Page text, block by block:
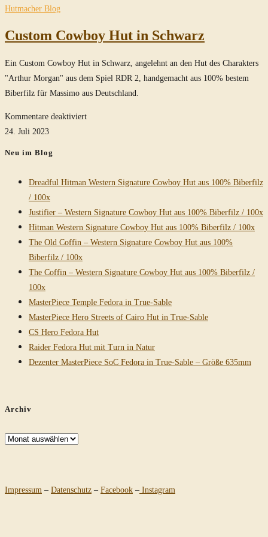
durchsuchen
Hutmacher Blog
Custom Cowboy Hut in Schwarz
Ein Custom Cowboy Hut in Schwarz, angelehnt an den Hut des Charakters
"Arthur Morgan" aus dem Spiel RDR 2, handgemacht aus 100% bestem
Biberfilz für Massimo aus Deutschland.
Kommentare deaktiviertfür
24. Juli 2023
Neu im Blog
Dreadful Hitman Western Signature Cowboy Hut aus 100% Biberfilz
/ 100x
Justifier – Western Signature Cowboy Hut aus 100% Biberfilz / 100x
Hitman Western Signature Cowboy Hut aus 100% Biberfilz / 100x
The Old Coffin – Western Signature Cowboy Hut aus 100%
Biberfilz / 100x
The Coffin – Western Signature Cowboy Hut aus 100% Biberfilz /
100x
MasterPiece Temple Fedora in True-Sable
MasterPiece Hero Streets of Cairo Hut in True-Sable
CS Hero Fedora Hut
Raider Fedora Hut mit Turn in Natur
Dezenter MasterPiece SoC Fedora in True-Sable – Größe 635mm
Archiv
Archiv
Impressum – Datenschutz – Facebook – Instagram